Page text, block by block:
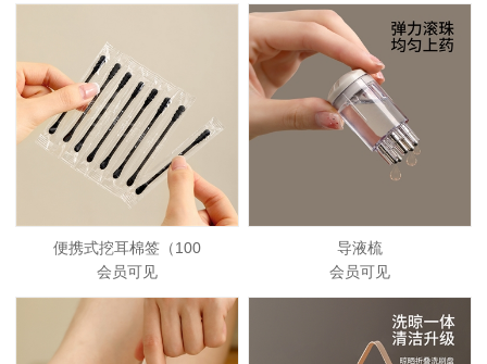
便携式挖耳棉签（100
会员可见
导液梳
会员可见